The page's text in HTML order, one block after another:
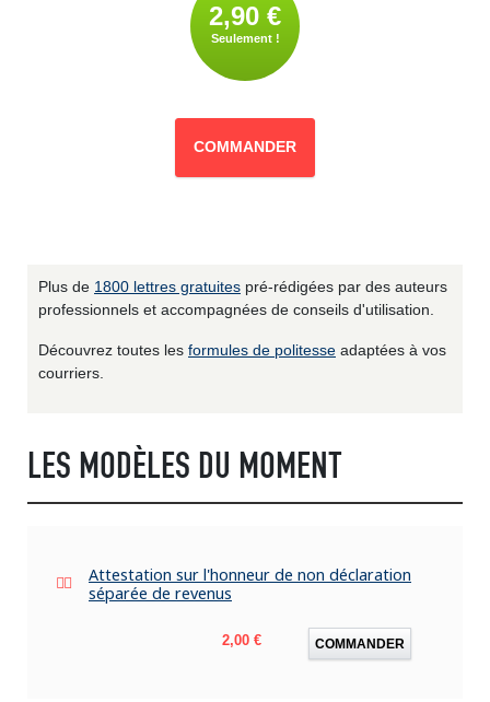
2,90 €
Seulement !
COMMANDER
Plus de 1800 lettres gratuites pré-rédigées par des auteurs
professionnels et accompagnées de conseils d'utilisation.
Découvrez toutes les formules de politesse adaptées à vos
courriers.
LES MODÈLES DU MOMENT
Attestation sur l'honneur de non déclaration
séparée de revenus
Prix
2,00 € COMMANDER